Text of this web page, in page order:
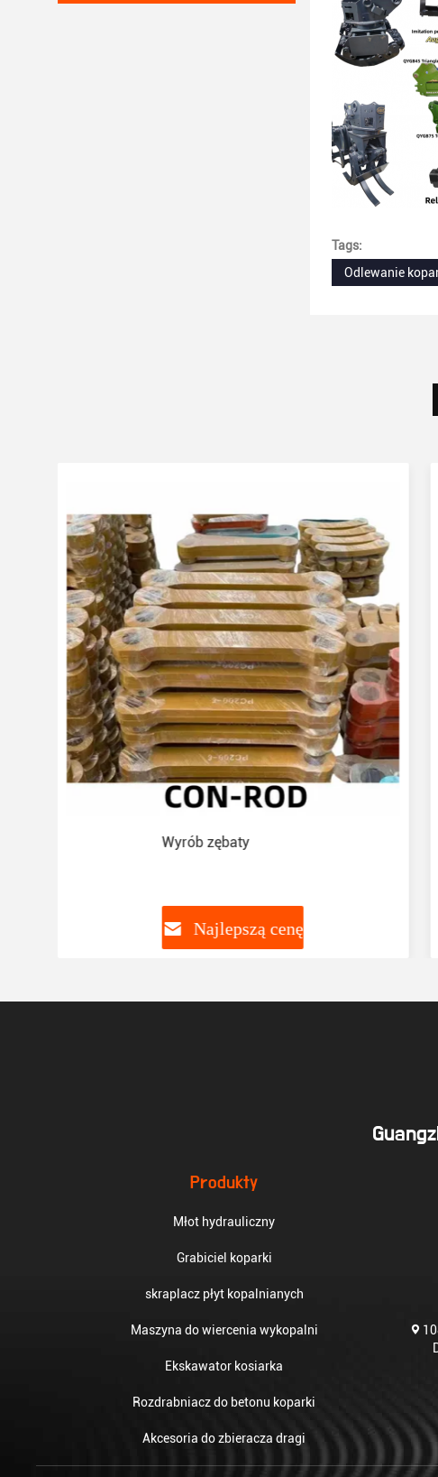
Tags:
Odlewanie
Wyrób zębaty
Najlepszą cenę
Produkty
Młot hydrauliczny
Grabiciel koparki
skraplacz płyt kopalnianych
Maszyna do wiercenia wykopalni
Ekskawator kosiarka
Rozdrabniacz do betonu koparki
Akcesoria do zbieracza dragi